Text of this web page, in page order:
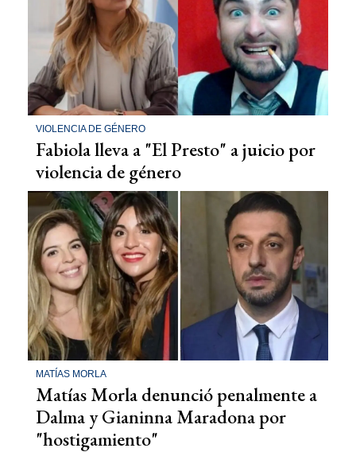
VIOLENCIA DE GÉNERO
Fabiola lleva a "El Presto" a juicio por
violencia de género
MATÍAS MORLA
Matías Morla denunció penalmente a
Dalma y Gianinna Maradona por
"hostigamiento"